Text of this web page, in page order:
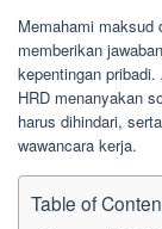
Memahami maksud
memberikan
kepentingan
HRD menanyakan
harus dihindari,
wawancara kerja.
Table of